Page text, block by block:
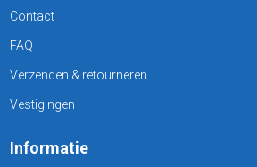
Contact
FAQ
Verzenden & retourneren
Vestigingen
Informatie